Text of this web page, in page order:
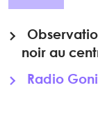
noir au
Radio